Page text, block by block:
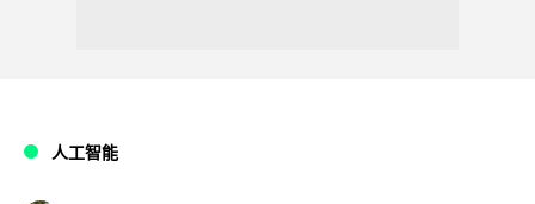
人工智能